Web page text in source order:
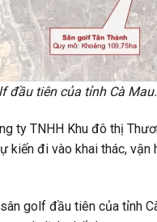
đầu tiên của tỉnh Cà
ty TNHH Khu đô thị
kiến đi vào khai thác,
golf đầu tiên của tỉnh